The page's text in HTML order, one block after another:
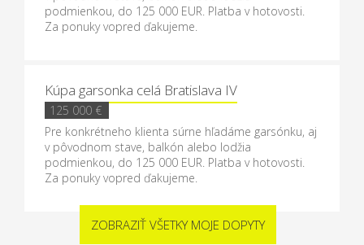
podmienkou, do 125 000 EUR. Platba v hotovosti.
Za ponuky vopred ďakujeme.
Kúpa garsonka celá Bratislava IV
125 000 €
Pre konkrétneho klienta súrne hľadáme garsónku, aj
v pôvodnom stave, balkón alebo lodžia
podmienkou, do 125 000 EUR. Platba v hotovosti.
Za ponuky vopred ďakujeme.
ZOBRAZIŤ VŠETKY MOJE DOPYTY